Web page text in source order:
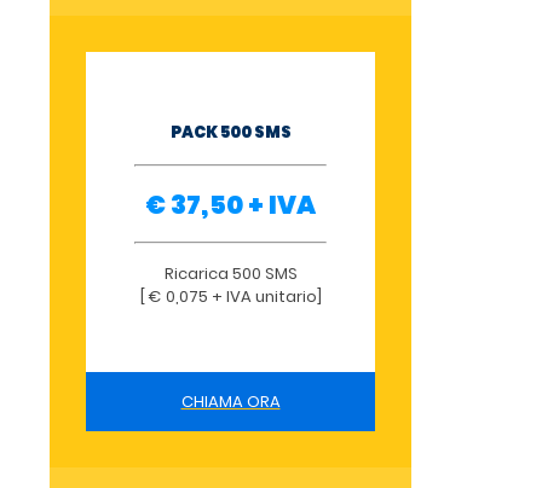
PACK 500 SMS
€ 37,50 + IVA
Ricarica 500 SMS
[ € 0,075 + IVA unitario]
CHIAMA ORA